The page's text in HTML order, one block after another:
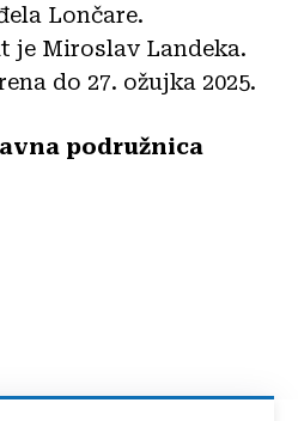
Lončare.
je Miroslav Landeka.
do 27. ožujka 2025.
podružnica